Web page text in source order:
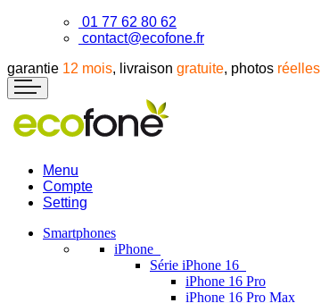
01 77 62 80 62
contact@ecofone.fr
garantie 12 mois, livraison gratuite, photos réelles
Menu
Compte
Setting
Smartphones
iPhone
Série iPhone 16
iPhone 16 Pro
iPhone 16 Pro Max